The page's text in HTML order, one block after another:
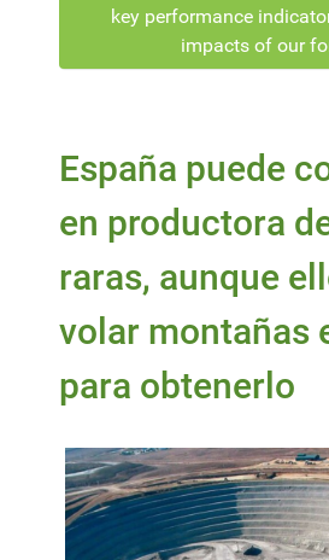
key performance
impacts of our
España puede
en productora
raras, aunque
volar montañas
para obtenerlo